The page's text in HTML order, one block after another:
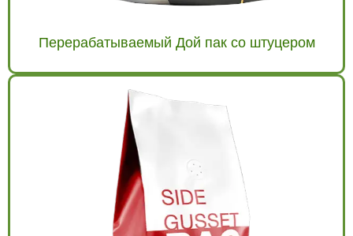
Перерабатываемый Дой пак со штуцером